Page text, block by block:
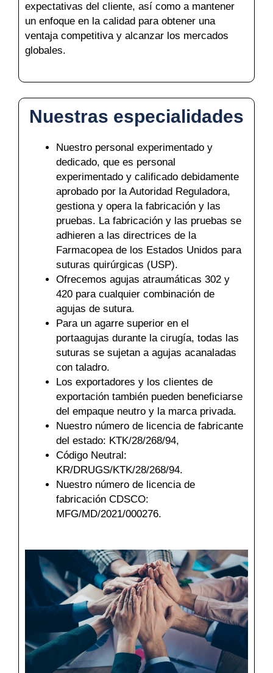
Nombre*
Correo*
Teléfono
País*
Nombre De Empresa
Tu mensaje*
Enviar
expectativas del cliente, así como a mantener
un enfoque en la calidad para obtener una
ventaja competitiva y alcanzar los mercados
globales.
Nuestras especialidades
Nuestro personal experimentado y
dedicado, que es personal
experimentado y calificado debidamente
aprobado por la Autoridad Reguladora,
gestiona y opera la fabricación y las
pruebas. La fabricación y las pruebas se
adhieren a las directrices de la
Farmacopea de los Estados Unidos para
suturas quirúrgicas (USP).
Ofrecemos agujas atraumáticas 302 y
420 para cualquier combinación de
agujas de sutura.
Para un agarre superior en el
portaagujas durante la cirugía, todas las
suturas se sujetan a agujas acanaladas
con taladro.
Los exportadores y los clientes de
exportación también pueden beneficiarse
del empaque neutro y la marca privada.
Nuestro número de licencia de fabricante
del estado: KTK/28/268/94,
Código Neutral:
KR/DRUGS/KTK/28/268/94.
Nuestro número de licencia de
fabricación CDSCO:
MFG/MD/2021/000276.